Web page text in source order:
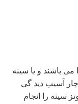
جراحی سینه
زیبایی سینه انجام
افراد را جویا شوند.